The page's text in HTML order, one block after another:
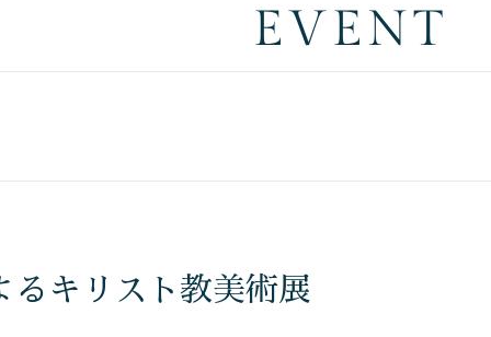
EVENT
るキリスト教美術展